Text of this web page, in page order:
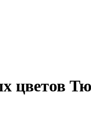
цветов